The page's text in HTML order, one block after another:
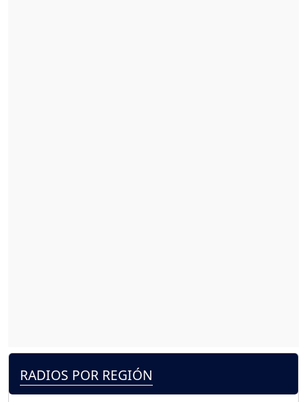
RADIOS POR REGIÓN